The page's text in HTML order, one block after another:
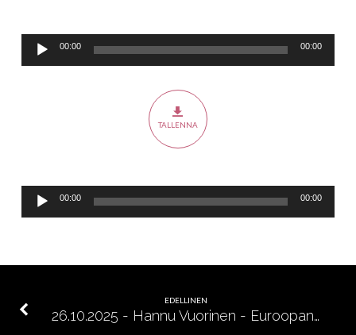
Miika
Hämäläinen
yhteisöt,
sovituksen
Äänitoistin00:00 00:00
TALLENNA
Äänitoistin
00:00 00:00
EDELLINEN
26.10.2025 - Hannu Vuorinen - Euroopan…